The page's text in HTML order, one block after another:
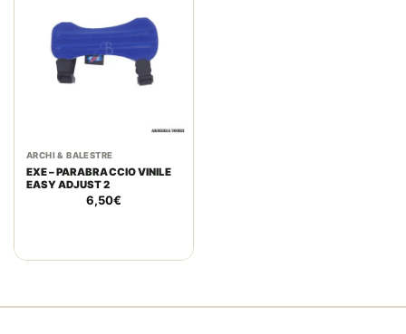
ARCHI & BALESTRE
EXE – PARABRACCIO VINILE
EASY ADJUST 2
6,50€